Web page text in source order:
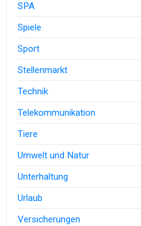
SPA
Spiele
Sport
Stellenmarkt
Technik
Telekommunikation
Tiere
Umwelt und Natur
Unterhaltung
Urlaub
Versicherungen